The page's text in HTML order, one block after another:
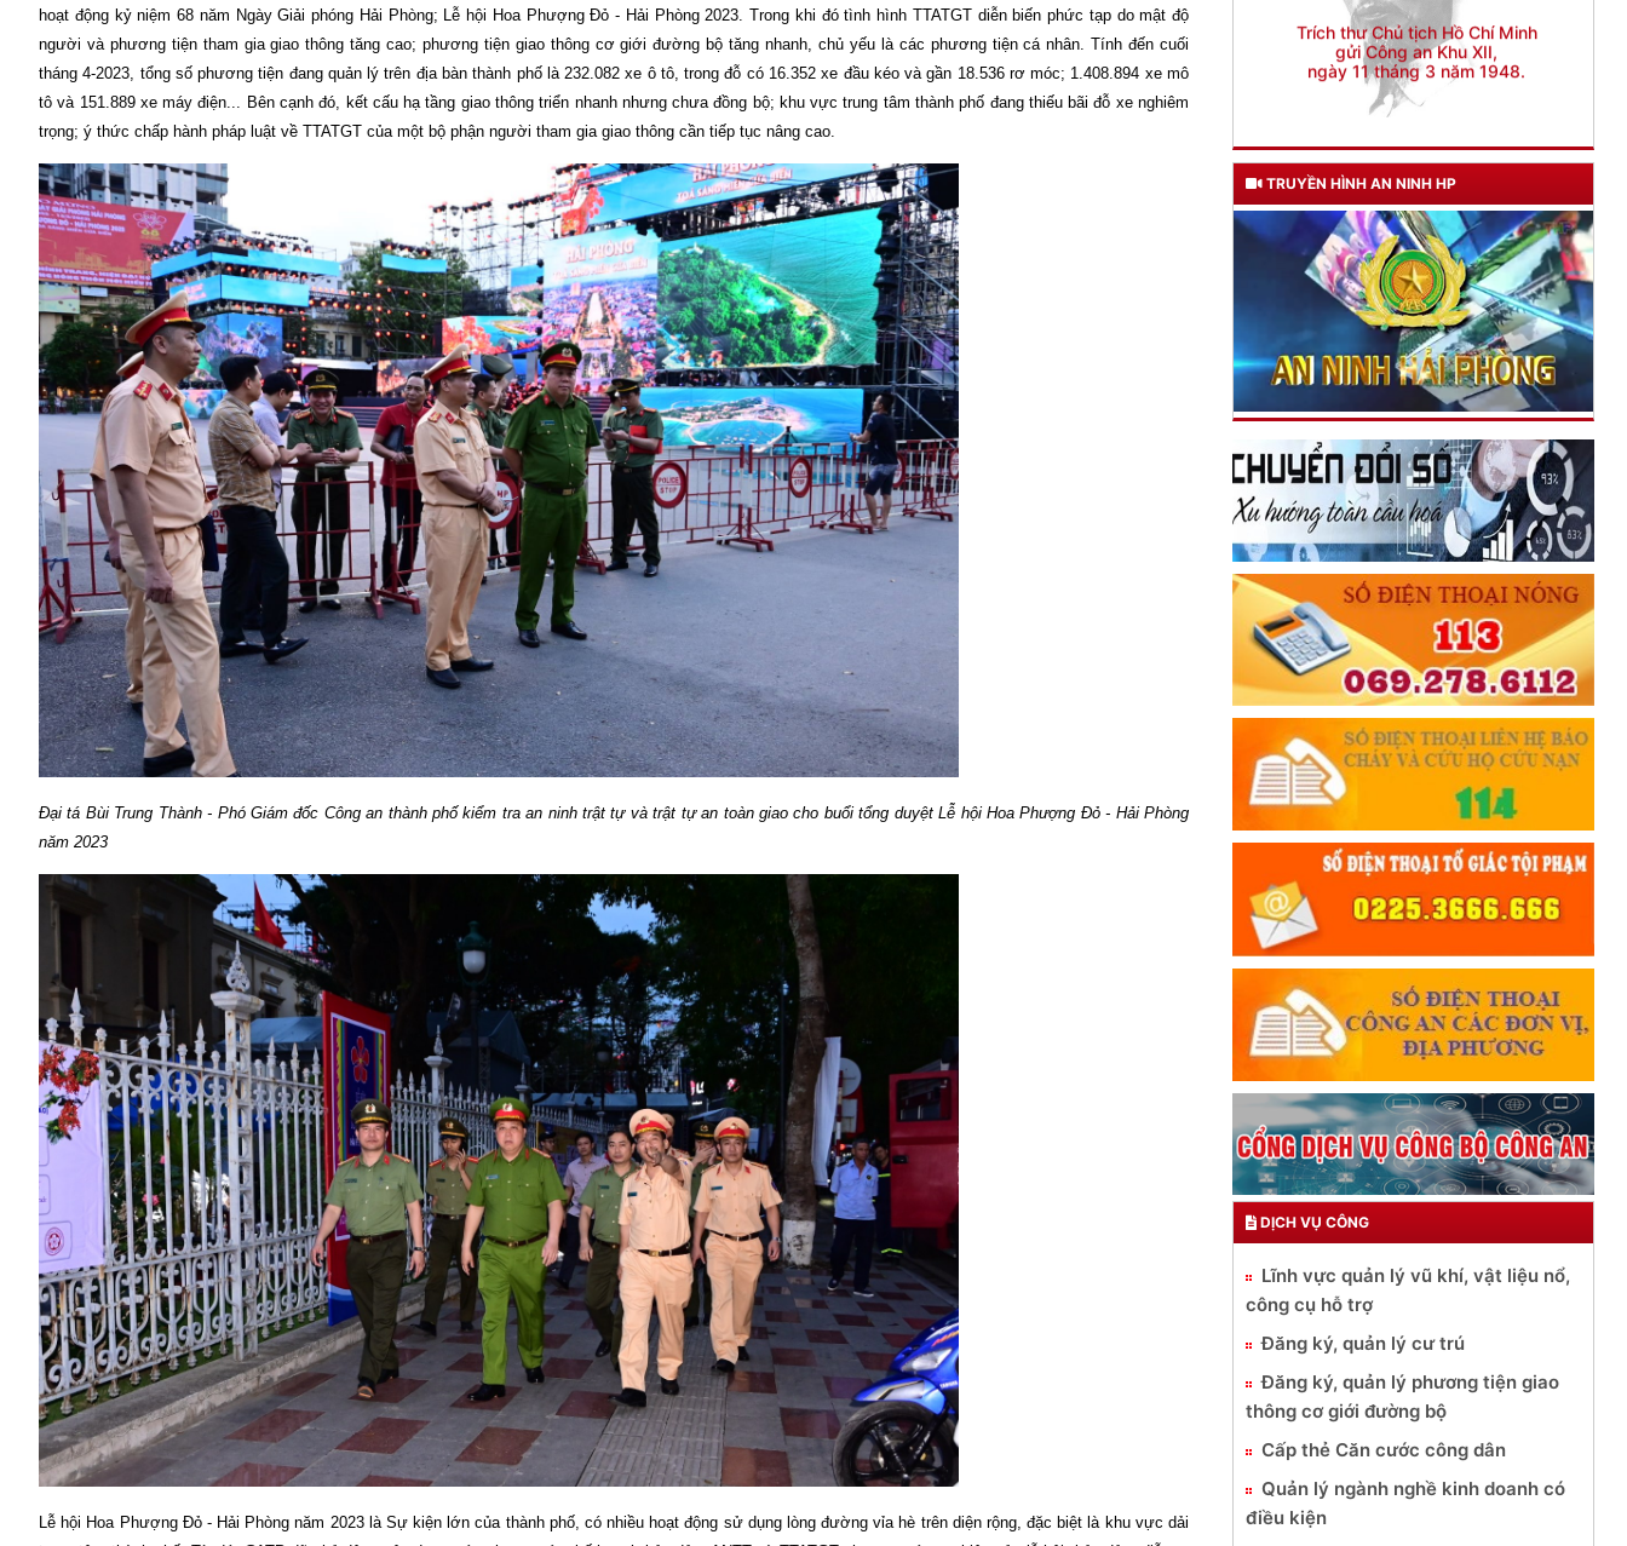
hoạt động kỷ niệm 68 năm Ngày Giải phóng Hải Phòng; Lễ hội Hoa Phượng Đỏ - Hải Phòng 2023. Trong khi đó tình hình TTATGT diễn biến phức tạp do mật độ
người và phương tiện tham gia giao thông tăng cao; phương tiện giao thông cơ giới đường bộ tăng nhanh, chủ yếu là các phương tiện cá nhân. Tính đến cuối
tháng 4-2023, tổng số phương tiện đang quản lý trên địa bàn thành phố là 232.082 xe ô tô, trong đỗ có 16.352 xe đầu kéo và gần 18.536 rơ móc; 1.408.894 xe mô
tô và 151.889 xe máy điện... Bên cạnh đó, kết cấu hạ tầng giao thông triển nhanh nhưng chưa đồng bộ; khu vực trung tâm thành phố đang thiếu bãi đỗ xe nghiêm
trọng; ý thức chấp hành pháp luật về TTATGT của một bộ phận người tham gia giao thông cần tiếp tục nâng cao.
Đại tá Bùi Trung Thành - Phó Giám đốc Công an thành phố kiểm tra an ninh trật tự và trật tự an toàn giao cho buổi tổng duyệt Lễ hội Hoa Phượng Đỏ - Hải Phòng
năm 2023
Lễ hội Hoa Phượng Đỏ - Hải Phòng năm 2023 là Sự kiện lớn của thành phố, có nhiều hoạt động sử dụng lòng đường vỉa hè trên diện rộng, đặc biệt là khu vực dải
TRUYỀN HÌNH AN NINH HP
DỊCH VỤ CÔNG
Lĩnh vực quản lý vũ khí, vật liệu nổ,
công cụ hỗ trợ
Đăng ký, quản lý cư trú
Đăng ký, quản lý phương tiện giao
thông cơ giới đường bộ
Cấp thẻ Căn cước công dân
Quản lý ngành nghề kinh doanh có
điều kiện